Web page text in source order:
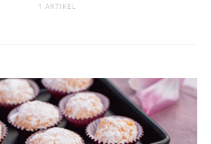
1 ARTIKEL